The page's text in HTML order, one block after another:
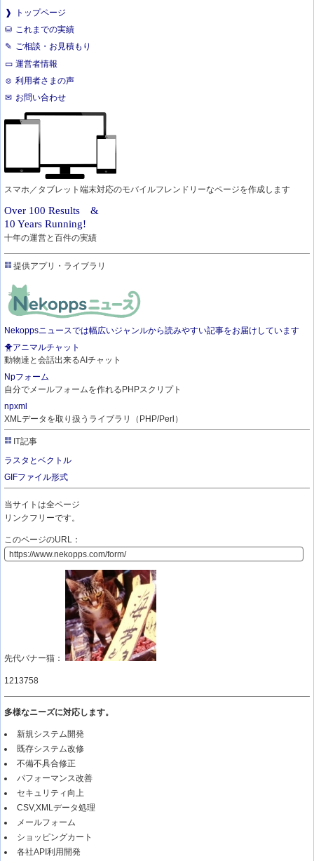
トップページ
これまでの実績
ご相談・お見積もり
運営者情報
利用者さまの声
お問い合わせ
スマホ／タブレット端末対応のモバイルフレンドリーなページを作成します
Over 100 Results &
10 Years Running!
十年の運営と百件の実績
提供アプリ・ライブラリ
Nekoppsニュースでは幅広いジャンルから読みやすい記事をお届けしています
🐥アニマルチャット
動物達と会話出来るAIチャット
Npフォーム
自分でメールフォームを作れるPHPスクリプト
npxml
XMLデータを取り扱うライブラリ（PHP/Perl）
IT記事
ラスタとベクトル
GIFファイル形式
当サイトは全ページ
リンクフリーです。
このページのURL：
先代バナー猫：
1213758
多様なニーズに対応します。
新規システム開発
既存システム改修
不備不具合修正
パフォーマンス改善
セキュリティ向上
CSV,XMLデータ処理
メールフォーム
ショッピングカート
各社API利用開発